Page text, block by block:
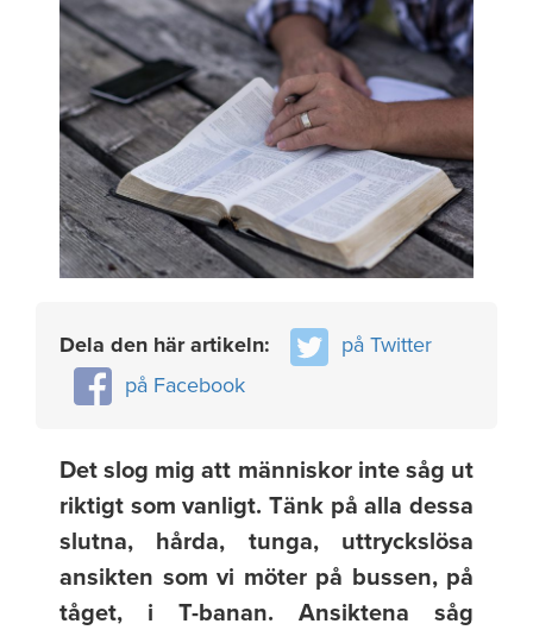
Dela den här artikeln:
på Twitter
på Facebook
Det slog mig att människor inte såg ut
riktigt som vanligt. Tänk på alla dessa
slutna, hårda, tunga, uttryckslösa
ansikten som vi möter på bussen, på
tåget, i T-banan. Ansiktena såg